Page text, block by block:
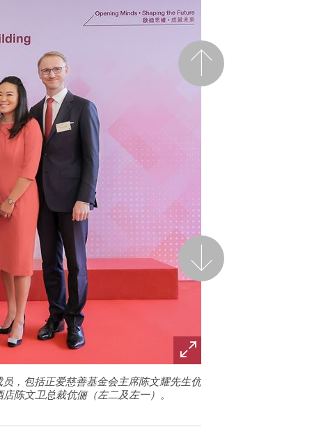
前一页
，包括正爱慈善基金会主席陈文耀先生伉
陈文卫总裁伉俪（左二及左一）。
后一页